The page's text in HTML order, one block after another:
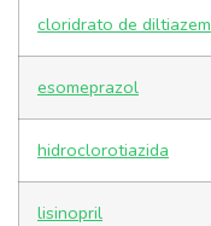
cloridrato de diltiazem
esomeprazol
hidroclorotiazida
lisinopril